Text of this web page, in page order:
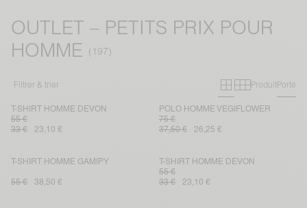
OUTLET – PETITS PRIX POUR
HOMME
Filtrer & trier Grille
Grille
ProduitPorté
T-SHIRT HOMME DEVON
55 €
33 €
23,10 €
POLO HOMME VEGIFLOWER
75 €
37,50 €
26,25 €
T-SHIRT HOMME GAMIPY
55 € 38,50 €
T-SHIRT HOMME DEVON
55 €
33 €
23,10 €